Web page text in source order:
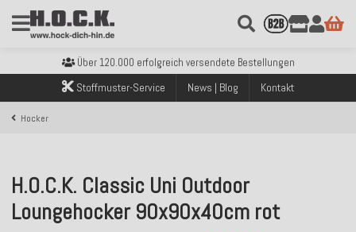
Über 120.000 erfolgreich versendete Bestellungen
Sicher bezahlen mit Klarna, PayPal & Amazon Pay
Kostenloser Versand innerhalb Deutschlands ab 99€ Bestellwert
Über 120.000 erfolgreich versendete Bestellungen
Stoffmuster-Service News | Blog Kontakt
Hocker
H.O.C.K. Classic Uni Outdoor
Loungehocker 90x90x40cm rot